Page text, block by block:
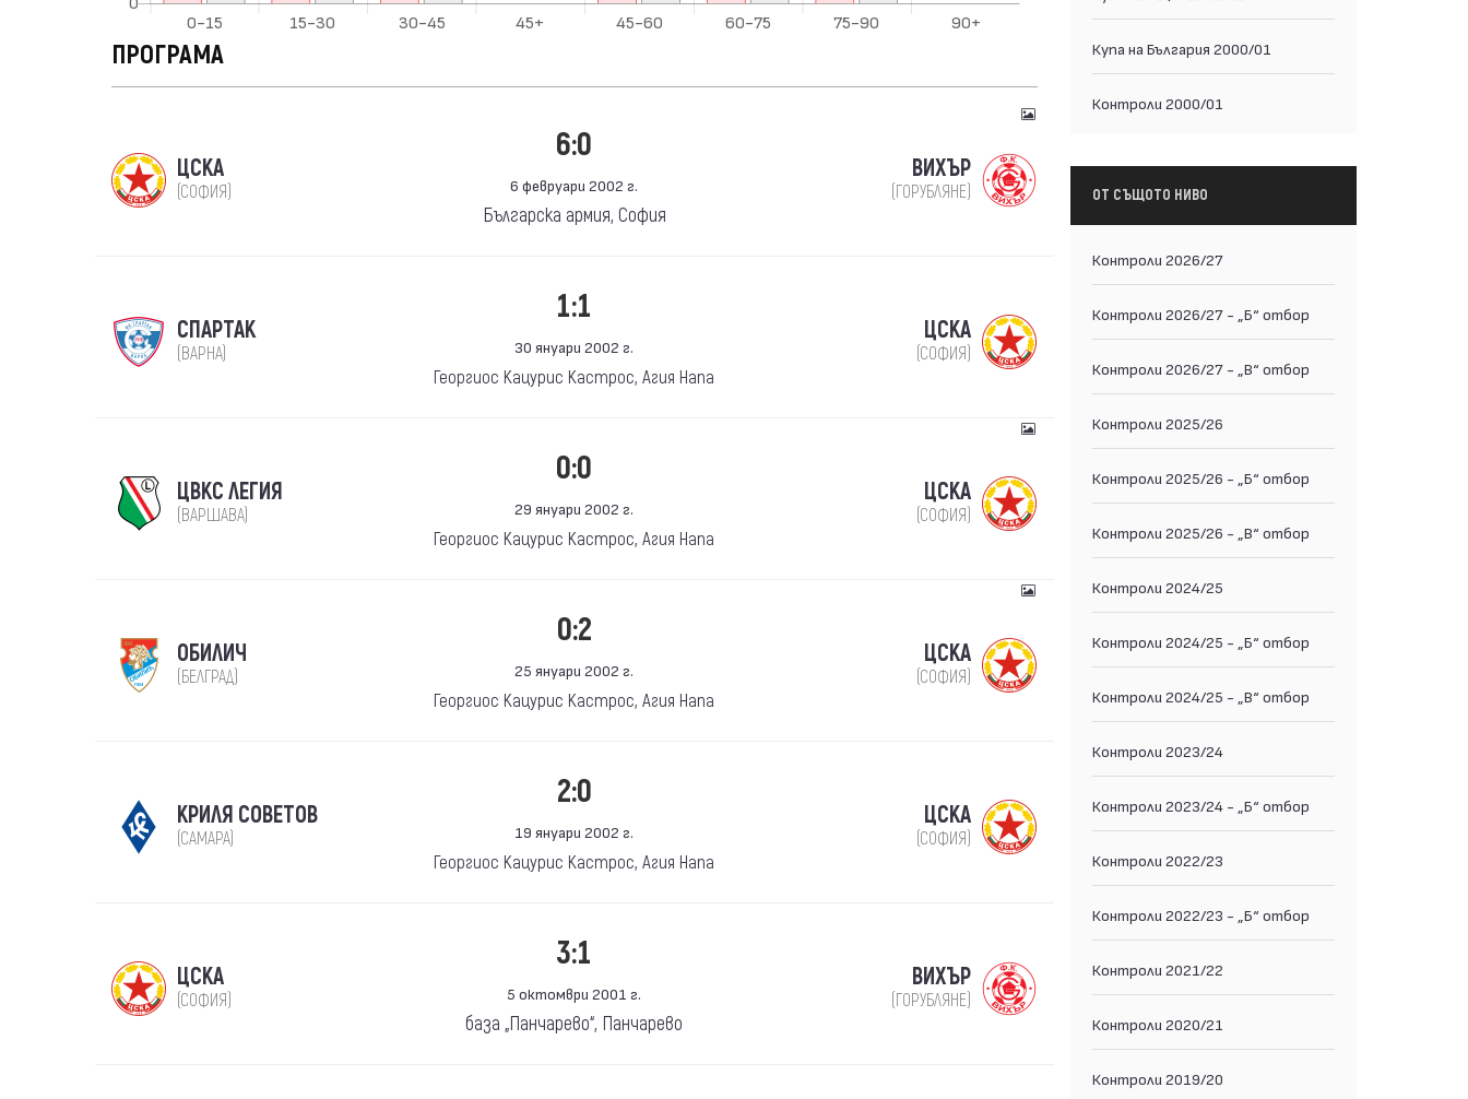
ПРОГРАМА
ЦСКА
(СОФИЯ)
6:0
6 февруари 2002 г.
Българска армия, София
ВИХЪР
(ГОРУБЛЯНЕ)
СПАРТАК
(ВАРНА)
1:1
30 януари 2002 г.
Георгиос Кацурис Кастрос, Агия Напа
ЦСКА
(СОФИЯ)
ЦВКС ЛЕГИЯ
(ВАРШАВА)
0:0
29 януари 2002 г.
Георгиос Кацурис Кастрос, Агия Напа
ЦСКА
(СОФИЯ)
ОБИЛИЧ
(БЕЛГРАД)
0:2
25 януари 2002 г.
Георгиос Кацурис Кастрос, Агия Напа
ЦСКА
(СОФИЯ)
КРИЛЯ СОВЕТОВ
(САМАРА)
2:0
19 януари 2002 г.
Георгиос Кацурис Кастрос, Агия Напа
ЦСКА
(СОФИЯ)
ЦСКА
(СОФИЯ)
3:1
5 октомври 2001 г.
база „Панчарево“, Панчарево
ВИХЪР
(ГОРУБЛЯНЕ)
Купа на България 2000/01
Контроли 2000/01
ОТ СЪЩОТО НИВО
Контроли 2026/27
Контроли 2026/27 - „Б“ отбор
Контроли 2026/27 - „В“ отбор
Контроли 2025/26
Контроли 2025/26 - „Б“ отбор
Контроли 2025/26 - „В“ отбор
Контроли 2024/25
Контроли 2024/25 - „Б“ отбор
Контроли 2024/25 - „В“ отбор
Контроли 2023/24
Контроли 2023/24 - „Б“ отбор
Контроли 2022/23
Контроли 2022/23 - „Б“ отбор
Контроли 2021/22
Контроли 2020/21
Контроли 2019/20